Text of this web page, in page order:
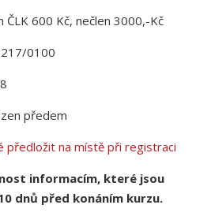
ČLK 600 Kč, nečlen 3000,-Kč
0100
předem
předložit na místě při registraci
informacím, které jsou
dnů před konáním kurzu.